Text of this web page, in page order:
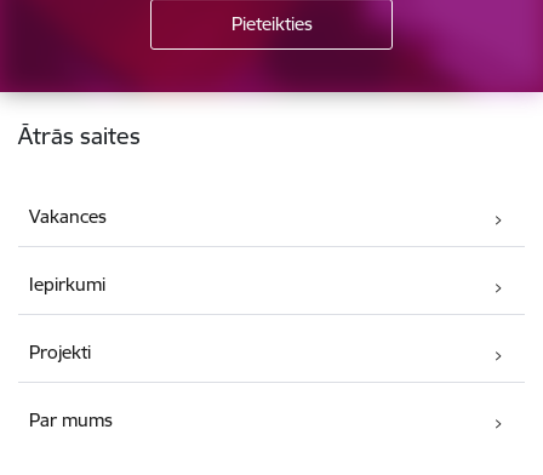
Kājene
Ātrās saites
Vakances
Iepirkumi
Projekti
Par mums